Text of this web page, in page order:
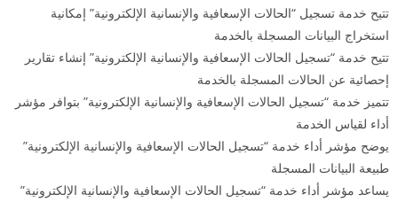
تتيح خدمة تسجيل “الحالات الإسعافية والإنسانية الإلكترونية” إمكانية
استخراج البيانات المسجلة بالخدمة
تتيح خدمة “تسجيل الحالات الإسعافية والإنسانية الإلكترونية” إنشاء تقارير
إحصائية عن الحالات المسجلة بالخدمة
تتميز خدمة “تسجيل الحالات الإسعافية والإنسانية الإلكترونية” بتوافر مؤشر
أداء لقياس الخدمة
يوضح مؤشر أداء خدمة “تسجيل الحالات الإسعافية والإنسانية الإلكترونية”
طبيعة البيانات المسجلة
يساعد مؤشر أداء خدمة “تسجيل الحالات الإسعافية والإنسانية الإلكترونية”